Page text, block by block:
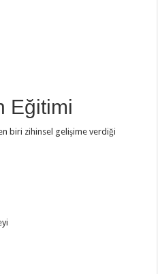
Eğitimi
biri zihinsel gelişime verdiği